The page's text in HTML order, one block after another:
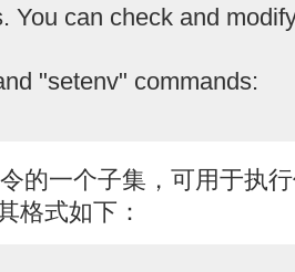
You can check and
"setenv" commands:
的一个子集，可用于执
格式如下：